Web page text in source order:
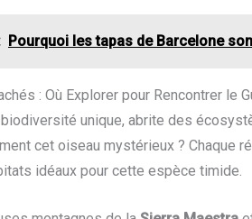
Pourquoi les tapas de Barcelone
: Où Explorer pour Rencontrer le
biodiversité unique, abrite des
cet oiseau mystérieux ? Chaque
idéaux pour cette espèce timide.